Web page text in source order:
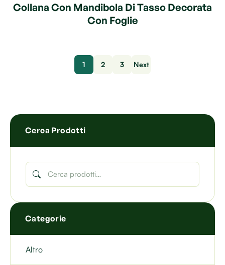
Cerca Prodotti
Categorie
Altro
Collana Con Mandibola Di Tasso Decorata
Con Foglie
1 2 3 Next